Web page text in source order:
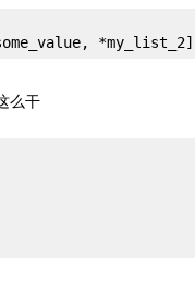
*my_list_2]
么干